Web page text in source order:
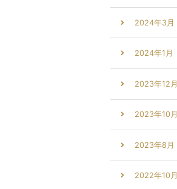
2024年3月
2024年1月
2023年12月
2023年10月
2023年8月
2022年10月